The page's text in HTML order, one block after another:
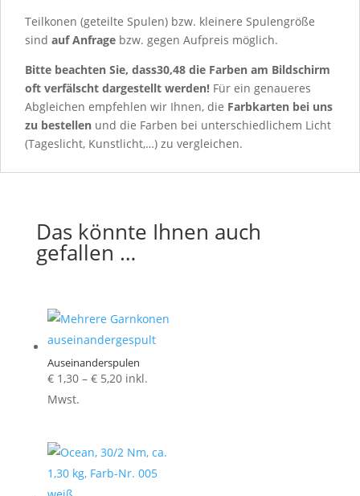
Teilkonen (geteilte Spulen) bzw. kleinere Spulengröße
sind auf Anfrage bzw. gegen Aufpreis möglich.
Bitte beachten Sie, dass30,48 die Farben am Bildschirm
oft verfälscht dargestellt werden! Für ein genaueres
Abgleichen empfehlen wir Ihnen, die Farbkarten bei uns
zu bestellen und die Farben bei unterschiedlichem Licht
(Tageslicht, Kunstlicht,…) zu vergleichen.
Das könnte Ihnen auch
gefallen …
Auseinanderspulen
€1,30 – €5,20Preisspanne:
inkl.
Mwst.